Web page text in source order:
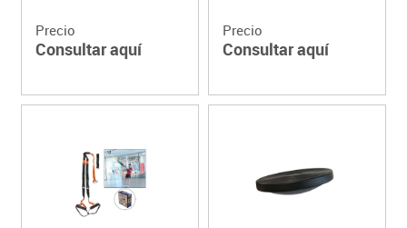
Precio
Consultar aquí
Precio
Consultar aquí